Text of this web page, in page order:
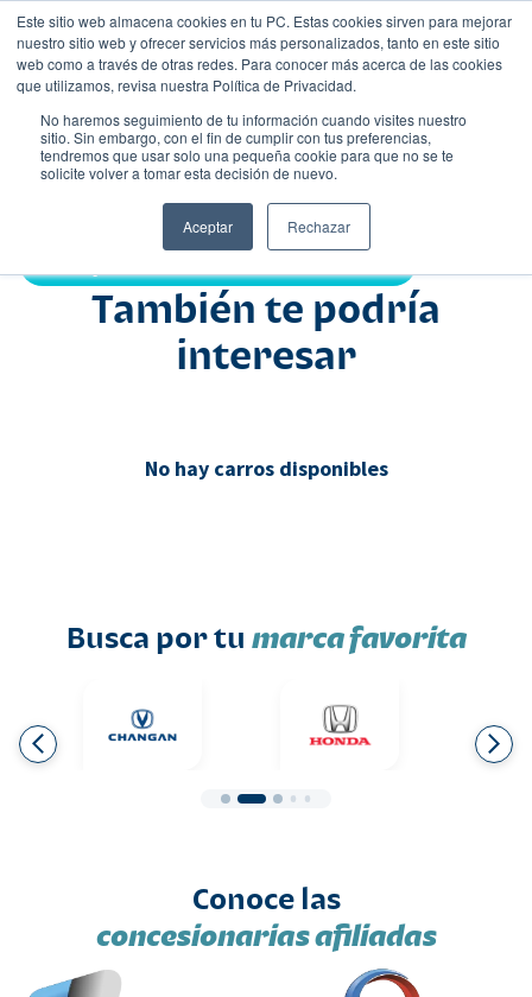
Este sitio web almacena cookies en tu PC. Estas cookies sirven para mejorar
nuestro sitio web y ofrecer servicios más personalizados, tanto en este sitio
web como a través de otras redes. Para conocer más acerca de las cookies
que utilizamos, revisa nuestra Política de Privacidad.
No haremos seguimiento de tu información cuando visites nuestro
sitio. Sin embargo, con el fin de cumplir con tus preferencias,
tendremos que usar solo una pequeña cookie para que no se te
solicite volver a tomar esta decisión de nuevo.
Aceptar Rechazar
Nombre
También te podría
interesar
No hay carros disponibles
Busca por tu marca favorita
Conoce las
concesionarias afiliadas